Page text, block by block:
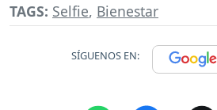
TAGS: Selfie, Bienestar
SÍGUENOS EN: